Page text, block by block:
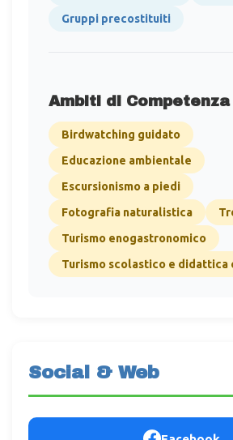
Gruppi precostituiti
Ambiti di Competenza
Birdwatching guidato
Educazione ambientale
Escursionismo a piedi
Fotografia naturalistica
Turismo enogastronomico
Turismo scolastico e didattica
Social & Web